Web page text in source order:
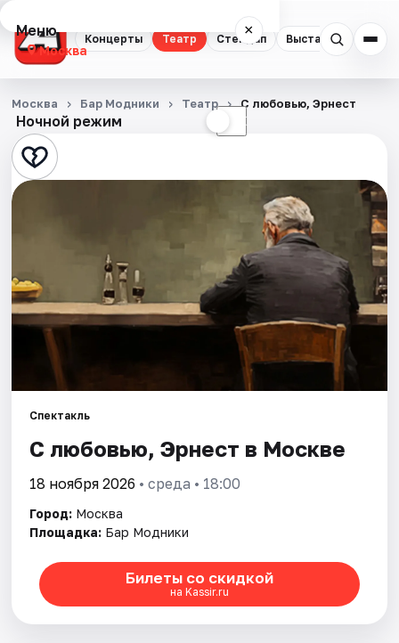
Концерты Театр Стендап Выставки
Меню ×
Москва
Концерты
Театр
Стендап
Экскурсии
Спорт
События
Города
Площадки
Артисты
Рейтинги
Ночной режим ☾
Москва Бар Модники Театр С любовью, Эрнест
Спектакль
С любовью, Эрнест в Москве
18 ноября 2026 • среда • 18:00
Город: Москва
Площадка: Бар Модники
Билеты со скидкой
на Kassir.ru